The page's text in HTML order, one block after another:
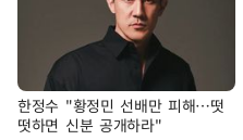
한정수 "황정민 선배만 피해…떳
떳하면 신분 공개하라"